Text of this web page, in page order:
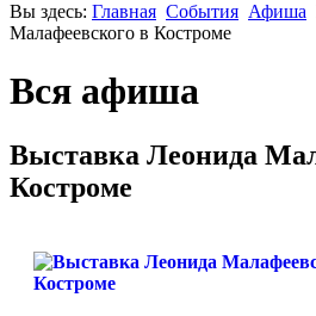
Вы здесь: Главная События Афишa
Малафеевского в Костроме
Вся афиша
Выставка Леонида
Костроме